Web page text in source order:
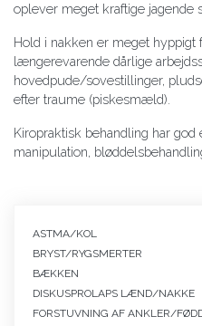
oplever meget kraftige jagende
Hold i nakken er meget
længerevarende dårlige
hovedpude/sovestillinger,
efter traume (piskesmæld).
Kiropraktisk behandling har
manipulation,
Primær
navigation
symptomer
ASTMA/KOL
BRYST/RYGSMERTER
BÆKKEN
DISKUSPROLAPS LÆND/NAKKE
FORSTUVNING AF ANKLER/